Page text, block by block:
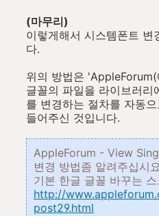
(마무리)
이렇게해서 시스템폰트 변
다.
위의 방법은
글꼴의 파일을 라이브러리
를 변경하는 절차를 자동
들어주신 것입니다.
AppleForum - View
변경 방법좀 알려주십시
기본 한글 글꼴 바꾸는
http://
post29.html